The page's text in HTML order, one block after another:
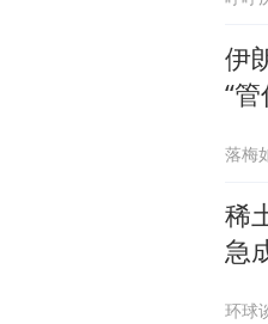
伊
“
落梅
稀
急
环球